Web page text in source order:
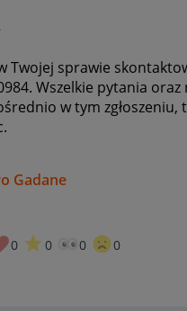
Twojej sprawie
Wszelkie pytania
w tym
Gadane
0 0 0 0